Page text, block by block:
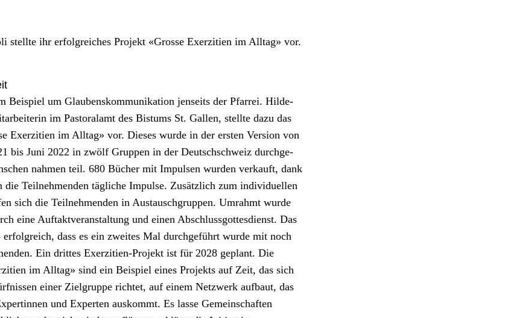
stellte ihr erfol­gre­ich­es Pro­jekt «Grosse Exerz­i­tien im All­t­ag» vor.
Beispiel um Glauben­skom­mu­nika­tion jen­seits der Pfar­rei. Hilde­
im Pas­toralamt des Bis­tums St. Gallen, stellte dazu das
Exerz­i­tien im All­t­ag» vor. Dieses wurde in der ersten Ver­sion von
bis Juni 2022 in zwölf Grup­pen in der Deutschschweiz durchge­
nah­men teil. 680 Büch­er mit Impulsen wur­den verkauft, dank
die Teil­nehmenden tägliche Impulse. Zusät­zlich zum indi­vidu­ellen
sich die Teil­nehmenden in Aus­tauschgrup­pen. Umrahmt wurde
eine Auf­tak­tver­anstal­tung und einen Abschlussgottes­di­enst. Das
dass es ein zweites Mal durchge­führt wurde mit noch
Ein drittes Exerz­i­tien-Pro­jekt ist für 2028 geplant. Die
im All­t­ag» sind ein Beispiel eines Pro­jek­ts auf Zeit, das sich
ein­er Ziel­gruppe richtet, auf einem Net­zw­erk auf­baut, das
und Experten auskommt. Es lasse Gemein­schaften